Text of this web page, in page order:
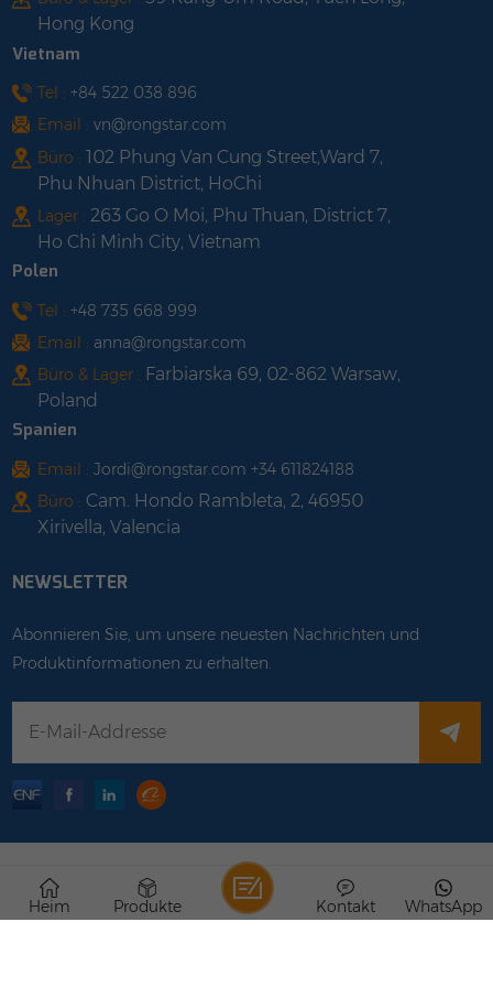
Sicherheitdes
Stromnetzes.ZuverlässigkeitDruckgussdesign
Leimfülltechnologie.
Wärmeableitung.Standardmäßig
12 Jahre Garantie,
Qualität garantiert.
Leimfülltechnologie.
Hong Kong
Vietnam
Tel : +84 522 038 896
Email : vn@rongstar.com
Büro : 102 Phung Van Cung Street,Ward 7,
Phu Nhuan District, HoChi
Lager : 263 Go O Moi, Phu Thuan, District 7,
Ho Chi Minh City, Vietnam
Polen
Tel : +48 735 668 999
Email : anna@rongstar.com
Büro & Lager : Farbiarska 69, 02-862 Warsaw,
Poland
Spanien
Email : Jordi@rongstar.com +34 611824188
Büro : Cam. Hondo Rambleta, 2, 46950
Xirivella, Valencia
NEWSLETTER
Abonnieren Sie, um unsere neuesten Nachrichten und
Produktinformationen zu erhalten.
Urheberrechte © © 2026 Rongstar Energy Limited .Alle
Rechte vorbehalten .
Heim Produkte WhatsApp
Kontakt